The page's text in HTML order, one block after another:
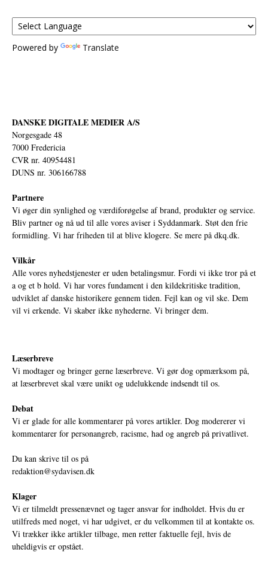
Powered by Translate
DANSKE DIGITALE MEDIER A/S
Norgesgade 48
7000 Fredericia
CVR nr. 40954481
DUNS nr. 306166788
Partnere
Vi øger din synlighed og værdiforøgelse af brand, produkter og service.
Bliv partner og nå ud til alle vores aviser i Syddanmark. Støt den frie
formidling. Vi har friheden til at blive klogere. Se mere på dkq.dk.
Vilkår
Alle vores nyhedstjenester er uden betalingsmur. Fordi vi ikke tror på et
a og et b hold. Vi har vores fundament i den kildekritiske tradition,
udviklet af danske historikere gennem tiden. Fejl kan og vil ske. Dem
vil vi erkende. Vi skaber ikke nyhederne. Vi bringer dem.
Læserbreve
Vi modtager og bringer gerne læserbreve. Vi gør dog opmærksom på,
at læserbrevet skal være unikt og udelukkende indsendt til os.
Debat
Vi er glade for alle kommentarer på vores artikler. Dog modererer vi
kommentarer for personangreb, racisme, had og angreb på privatlivet.
Du kan skrive til os på
redaktion@sydavisen.dk
Klager
Vi er tilmeldt pressenævnet og tager ansvar for indholdet. Hvis du er
utilfreds med noget, vi har udgivet, er du velkommen til at kontakte os.
Vi trækker ikke artikler tilbage, men retter faktuelle fejl, hvis de
uheldigvis er opstået.